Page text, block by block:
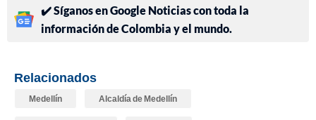
✔️ Síganos en Google Noticias con toda la
información de Colombia y el mundo.
Relacionados
Medellín Alcaldía de Medellín